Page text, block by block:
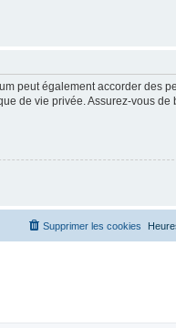
peut également accorder des
de vie privée. Assurez-vous de
Supprimer les cookies